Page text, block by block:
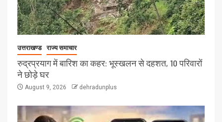
उत्तराखण्ड राज्य समाचार
रुद्रप्रयाग में बारिश का कहर: भूस्खलन से दहशत, 10 परिवारों
ने छोड़े घर
August 9, 2026 dehradunplus